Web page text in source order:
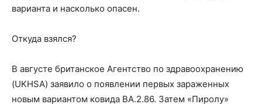
варианта и насколько опасен.
Откуда взялся?
В августе британское Агентство по здравоохранению
(UKHSA) заявило о появлении первых зараженных
новым вариантом ковида BA.2.86. Затем «Пиролу»